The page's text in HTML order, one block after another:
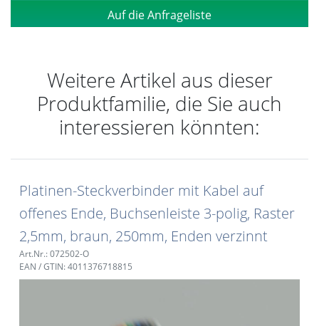
Auf die Anfrageliste
Weitere Artikel aus dieser
Produktfamilie, die Sie auch
interessieren könnten:
Platinen-Steckverbinder mit Kabel auf
offenes Ende, Buchsenleiste 3-polig, Raster
2,5mm, braun, 250mm, Enden verzinnt
Art.Nr.: 072502-O
EAN / GTIN: 4011376718815